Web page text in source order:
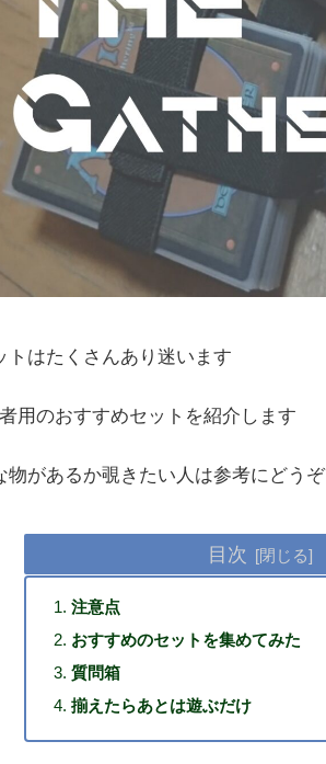
トはたくさんあり迷います
用のおすすめセットを紹介します
物があるか覗きたい人は参考にどうぞ
目次
注意点
おすすめのセットを集めてみた
質問箱
揃えたらあとは遊ぶだけ